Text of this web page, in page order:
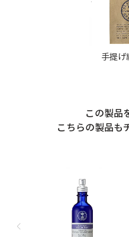
手提げ
この製品
こちらの製品も